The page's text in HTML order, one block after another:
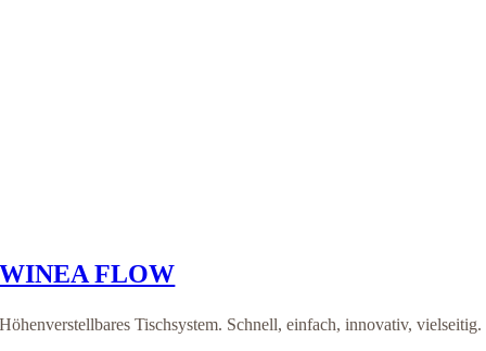
WINEA FLOW
Höhenverstellbares Tischsystem. Schnell, einfach, innovativ, vielseitig.